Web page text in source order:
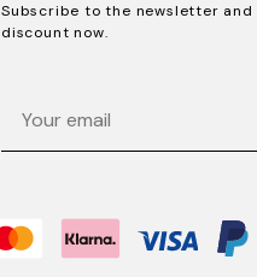
Subscribe to the newsletter and
discount now.